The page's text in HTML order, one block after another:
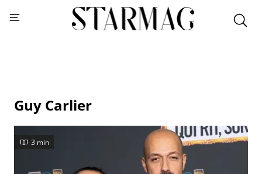
Guy Carlier
3 min